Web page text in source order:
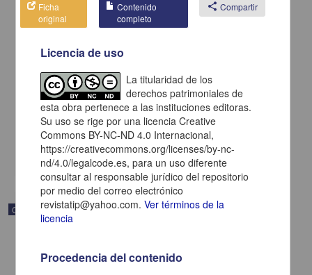
Carta de H. C. Pitman a Francisco I. Madero en la que le solicita
una fotografía
Pitman, H. C.
[sin fecha]
Multidisciplina
Correspondencia postal
Ficha
original
Contenido
completo
share Compartir
Licencia de uso
La titularidad de los
derechos patrimoniales de
esta obra pertenece a las instituciones editoras.
Su uso se rige por una licencia Creative
Commons BY-NC-ND 4.0 Internacional,
https://creativecommons.org/licenses/by-nc-
nd/4.0/legalcode.es, para un uso diferente
consultar al responsable jurídico del repositorio
por medio del correo electrónico
revistatip@yahoo.com.Ver términos de la
licencia
Procedencia del contenido